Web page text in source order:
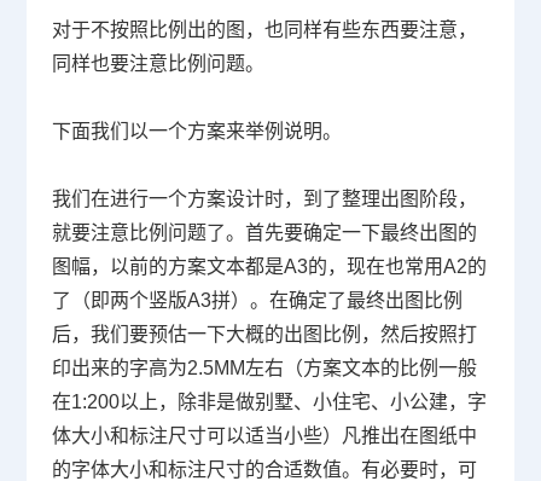
对于不按照比例出的图，也同样有些东西要注意，
同样也要注意比例问题。
下面我们以一个方案来举例说明。
我们在进行一个方案设计时，到了整理出图阶段，
就要注意比例问题了。首先要确定一下最终出图的
图幅，以前的方案文本都是A3的，现在也常用A2的
了（即两个竖版A3拼）。在确定了最终出图比例
后，我们要预估一下大概的出图比例，然后按照打
印出来的字高为2.5MM左右（方案文本的比例一般
在1:200以上，除非是做别墅、小住宅、小公建，字
体大小和标注尺寸可以适当小些）凡推出在图纸中
的字体大小和标注尺寸的合适数值。有必要时，可